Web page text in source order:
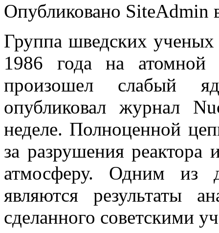
Опубликовано SiteAdmin
Группа шведских
1986 года на атомной
произошел слабый
опубликовал журнал
неделе. Полноценной
за разрушения реактора
атмосферу. Одним из
являются результаты
сделанного советскими